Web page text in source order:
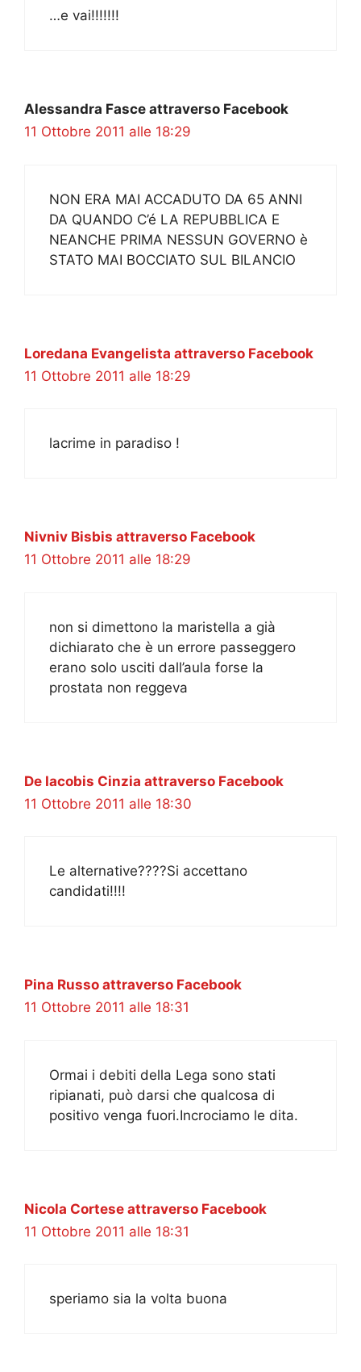
…e vai!!!!!!!
Alessandra Fasce attraverso Facebook
11 Ottobre 2011 alle 18:29
NON ERA MAI ACCADUTO DA 65 ANNI
DA QUANDO C’é LA REPUBBLICA E
NEANCHE PRIMA NESSUN GOVERNO è
STATO MAI BOCCIATO SUL BILANCIO
Loredana Evangelista attraverso Facebook
11 Ottobre 2011 alle 18:29
lacrime in paradiso !
Nivniv Bisbis attraverso Facebook
11 Ottobre 2011 alle 18:29
non si dimettono la maristella a già
dichiarato che è un errore passeggero
erano solo usciti dall’aula forse la
prostata non reggeva
De Iacobis Cinzia attraverso Facebook
11 Ottobre 2011 alle 18:30
Le alternative????Si accettano
candidati!!!!
Pina Russo attraverso Facebook
11 Ottobre 2011 alle 18:31
Ormai i debiti della Lega sono stati
ripianati, può darsi che qualcosa di
positivo venga fuori.Incrociamo le dita.
Nicola Cortese attraverso Facebook
11 Ottobre 2011 alle 18:31
speriamo sia la volta buona